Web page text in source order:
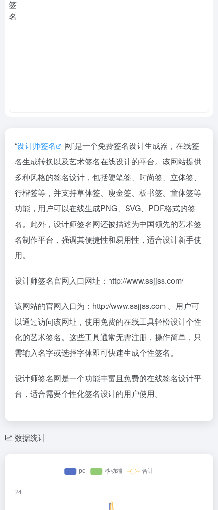
“设计师签名
网”是一个免费签名设计生成器，在线签
名生成转换以及艺术签名在线设计的平台。该网站提供
多种风格的签名设计，包括硬笔签、时尚签、立体签、
行楷签等，并支持草体签、瘦金签、板书签、童体签等
功能，用户可以在线生成PNG、SVG、PDF格式的签
名。此外，设计师签名网还被描述为中国领先的艺术签
名制作平台，强调其便捷性和易用性，适合设计新手使
用。
设计师签名官网入口网址：http://www.ssjjss.com/
该网站的官网入口为：http://www.ssjjss.com 。用户可
以通过访问该网址，使用免费的在线工具轻松设计个性
化的艺术签名。这些工具通常无需注册，操作简单，只
需输入名字或选择字体即可快速生成个性签名。
设计师签名网是一个功能丰富且免费的在线签名设计平
台，适合需要个性化签名设计的用户使用。
数据统计